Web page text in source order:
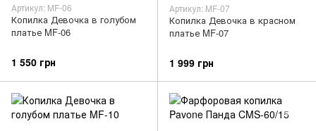
Артикул: MF-06
Копилка Девочка в голубом
платье MF-06
1 550 грн
Артикул: MF-07
Копилка Девочка в красном
платье MF-07
1 999 грн